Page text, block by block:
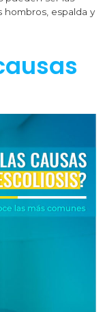
hombros, espalda y